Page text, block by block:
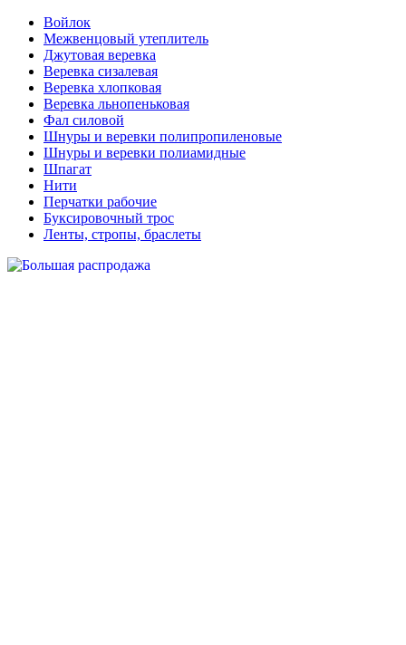
Войлок
Межвенцовый утеплитель
Джутовая веревка
Веревка сизалевая
Веревка хлопковая
Веревка льнопеньковая
Фал силовой
Шнуры и веревки полипропиленовые
Шнуры и веревки полиамидные
Шпагат
Нити
Перчатки рабочие
Буксировочный трос
Ленты, стропы, браслеты